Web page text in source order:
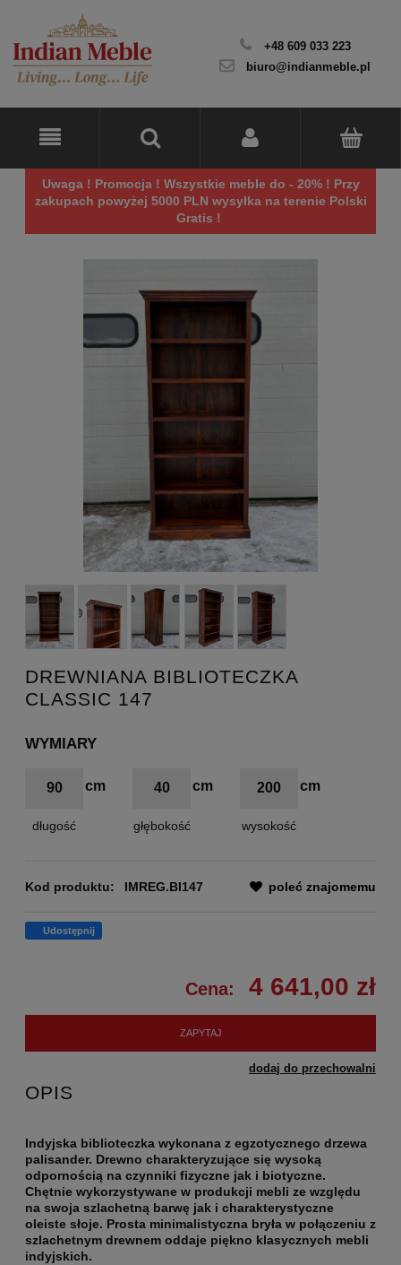
+48 609 033 223
biuro@indianmeble.pl
Uwaga ! Promocja ! Wszystkie meble do - 20% ! Przy
zakupach powyżej 5000 PLN wysyłka na terenie Polski
Gratis !
DREWNIANA BIBLIOTECZKA
CLASSIC 147
WYMIARY
90
długość
40
głębokość
200
wysokość
Kod produktu: IMREG.BI147 poleć znajomemu
Udostępnij
Cena: 4 641,00 zł
ZAPYTAJ
dodaj do przechowalni
OPIS
Indyjska biblioteczka wykonana z egzotycznego drzewa
palisander. Drewno charakteryzujące się wysoką
odpornością na czynniki fizyczne jak i biotyczne.
Chętnie wykorzystywane w produkcji mebli ze względu
na swoja szlachetną barwę jak i charakterystyczne
oleiste słoje. Prosta minimalistyczna bryła w połączeniu z
szlachetnym drewnem oddaje piękno klasycznych mebli
indyjskich.